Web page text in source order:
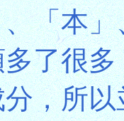
「本
了很
，所